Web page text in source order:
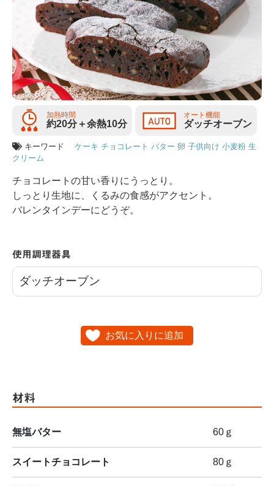
加熱時間
約20分＋余熱10分
オート機能
ダッチオーブン
キーワード ケーキ チョコレート バター 卵 子供向け 小麦粉 生
クリーム
チョコレートの甘い香りにうっとり。
しっとり生地に、くるみの食感がアクセント。
バレンタインデーにどうぞ。
使用調理器具
ダッチオーブン
お気に入りに追加
材料
無塩バター 60ｇ
スイートチョコレート 80ｇ